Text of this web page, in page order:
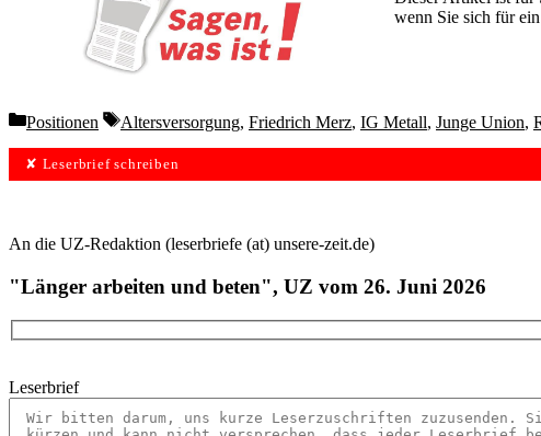
wenn Sie sich für ein
Categories
Positionen Tags
Altersversorgung, Friedrich Merz, IG Metall, Junge Union,
✘ Leserbrief schreiben
An die UZ-Redaktion (leserbriefe (at) unsere-zeit.de)
"Länger arbeiten und beten", UZ vom 26. Juni 2026
Leserbrief